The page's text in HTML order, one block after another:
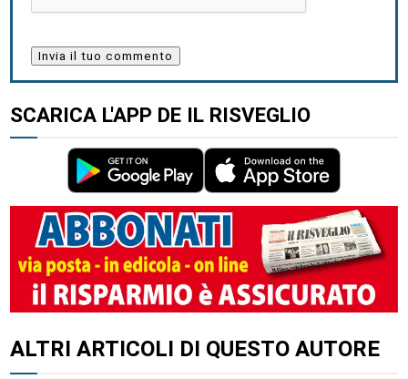
SCARICA L'APP DE IL RISVEGLIO
ALTRI ARTICOLI DI QUESTO AUTORE